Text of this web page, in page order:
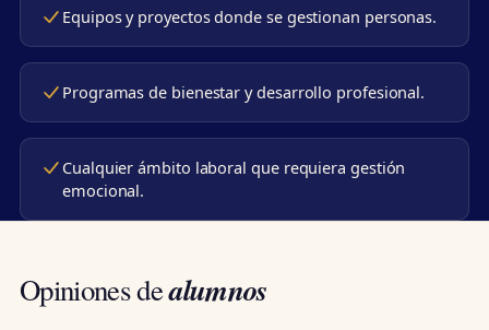
Equipos y proyectos donde se gestionan personas.
Programas de bienestar y desarrollo profesional.
Cualquier ámbito laboral que requiera gestión
emocional.
Opiniones dealumnos